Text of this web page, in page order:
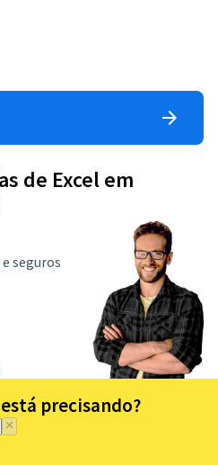
de Excel em
seguros
precisando?